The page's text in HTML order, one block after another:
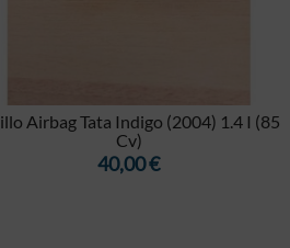
Airbag Tata Indigo (2004) 1.4 I (85
Cv)
Precio
40,00 €